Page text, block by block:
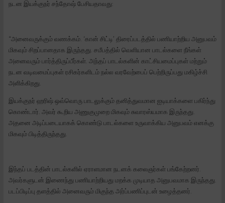
நடன இயக்குநர் சந்தோஷ் பேசியதாவது:
“அனைவருக்கும் வணக்கம். ‘கான் சிட்டி’ திரைப்படத்தில் பணியாற்றிய அனுபவம்
மிகவும் சிறப்பானதாக இருந்தது. சமீபத்தில் வெளியான பாடல்களை நீங்கள்
அனைவரும் பார்த்திருப்பீர்கள். அந்தப் பாடல்களின் காட்சியமைப்புகள் மற்றும்
நடன வடிவமைப்புகள் ரசிகர்களிடம் நல்ல வரவேற்பைப் பெற்றிருப்பது மகிழ்ச்சி
அளிக்கிறது.
இயக்குநர் ஹரிஷ் ஒவ்வொரு பாடலுக்கும் தனித்துவமான ஐடியாக்களை பகிர்ந்து
கொண்டார். அவர் கூறிய அணுகுமுறை மிகவும் சுவாரஸ்யமாக இருந்தது.
அதனை அடிப்படையாகக் கொண்டு பாடல்களை உருவாக்கிய அனுபவம் எனக்கு
மிகவும் பிடித்திருந்தது.
இந்தப் படத்தின் பாடல்களில் ஏராளமான நடனக் கலைஞர்கள் பங்கேற்றனர்.
அவர்களுடன் இணைந்து பணியாற்றியது மறக்க முடியாத அனுபவமாக இருந்தது.
படப்பிடிப்பு தளத்தில் அனைவரும் மிகுந்த அர்ப்பணிப்புடன் உழைத்தனர்.